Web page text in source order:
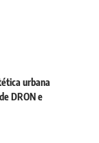
urbana
DRON e